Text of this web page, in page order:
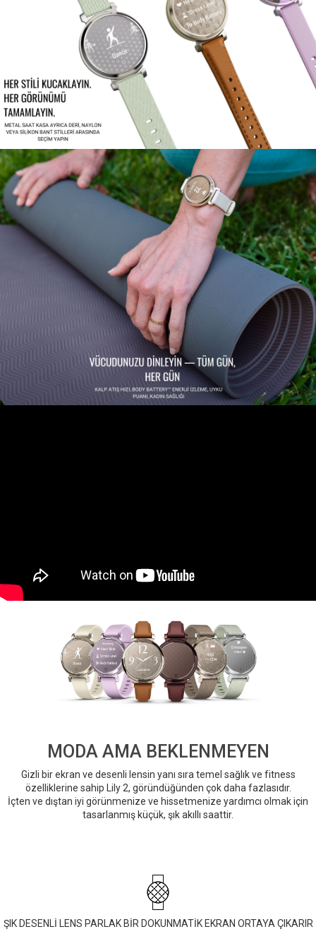
MODA AMA BEKLENMEYEN
Gizli bir ekran ve desenli lensin yanı sıra temel sağlık ve fitness
özelliklerine sahip Lily 2, göründüğünden çok daha fazlasıdır.
İçten ve dıştan iyi görünmenize ve hissetmenize yardımcı olmak için
tasarlanmış küçük, şık akıllı saattir.
ŞIK DESENLİ LENS PARLAK BİR DOKUNMATİK EKRAN ORTAYA ÇIKARIR